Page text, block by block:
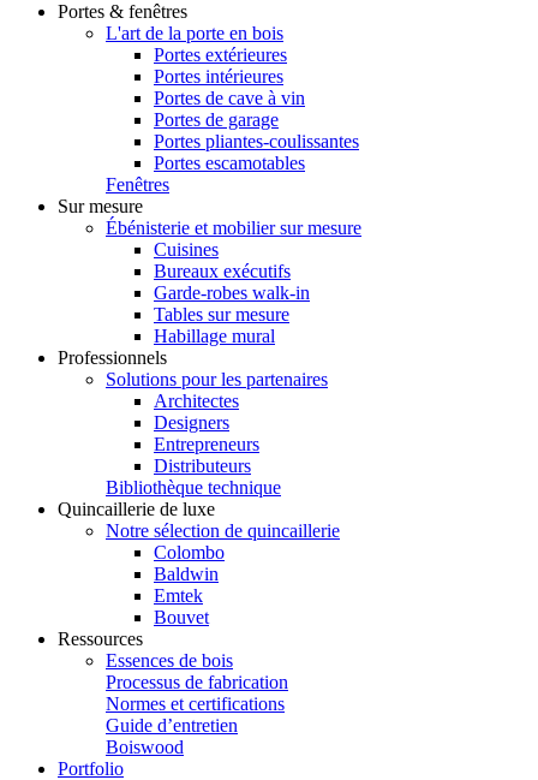
Portes & fenêtres
L'art de la porte en bois
Portes extérieures
Portes intérieures
Portes de cave à vin
Portes de garage
Portes pliantes-coulissantes
Portes escamotables
Fenêtres
Sur mesure
Ébénisterie et mobilier sur mesure
Cuisines
Bureaux exécutifs
Garde-robes walk-in
Tables sur mesure
Habillage mural
Professionnels
Solutions pour les partenaires
Architectes
Designers
Entrepreneurs
Distributeurs
Bibliothèque technique
Quincaillerie de luxe
Notre sélection de quincaillerie
Colombo
Baldwin
Emtek
Bouvet
Ressources
Essences de bois
Processus de fabrication
Normes et certifications
Guide d’entretien
Boiswood
Portfolio